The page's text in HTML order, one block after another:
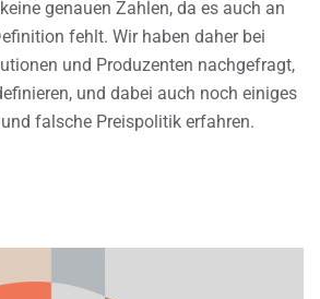
genauen Zahlen, da es auch an
fehlt. Wir haben daher bei
und Produzenten nachgefragt,
und dabei auch noch einiges
falsche Preispolitik erfahren.